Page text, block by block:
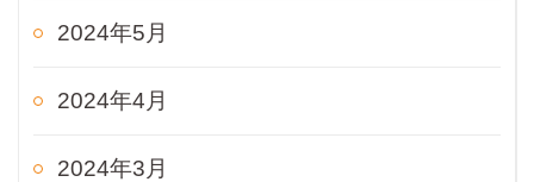
2024年5月
2024年4月
2024年3月